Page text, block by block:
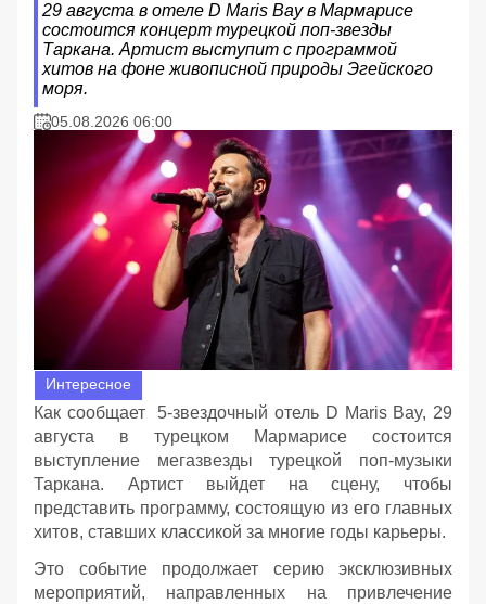
29 августа в отеле D Maris Bay в Мармарисе
состоится концерт турецкой поп-звезды
Таркана. Артист выступит с программой
хитов на фоне живописной природы Эгейского
моря.
05.08.2026 06:00
Интересное
Как сообщает 5-звездочный отель D Maris Bay, 29
августа в турецком Мармарисе состоится
выступление мегазвезды турецкой поп-музыки
Таркана. Артист выйдет на сцену, чтобы
представить программу, состоящую из его главных
хитов, ставших классикой за многие годы карьеры.
Это событие продолжает серию эксклюзивных
мероприятий, направленных на привлечение